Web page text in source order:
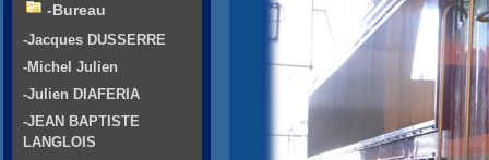
-Bureau
-Jacques DUSSERRE
-Michel Julien
-Julien DIAFERIA
-JEAN BAPTISTE
LANGLOIS